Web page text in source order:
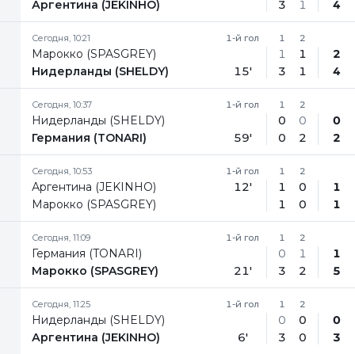
Аргентина (JEKINHO)
3
1
4
Сегодня, 10:21
Марокко (SPASGREY)
Нидерланды (SHELDY)
1-й гол
15'
1
1
3
2
1
1
2
4
Сегодня, 10:37
Нидерланды (SHELDY)
Германия (TONARI)
1-й гол
59'
1
0
0
2
0
2
0
2
Сегодня, 10:53
Аргентина (JEKINHO)
Марокко (SPASGREY)
1-й гол
12'
1
1
1
2
0
0
1
1
Сегодня, 11:09
Германия (TONARI)
Марокко (SPASGREY)
1-й гол
21'
1
0
3
2
1
2
1
5
Сегодня, 11:25
Нидерланды (SHELDY)
Аргентина (JEKINHO)
1-й гол
6'
1
0
3
2
0
0
0
3